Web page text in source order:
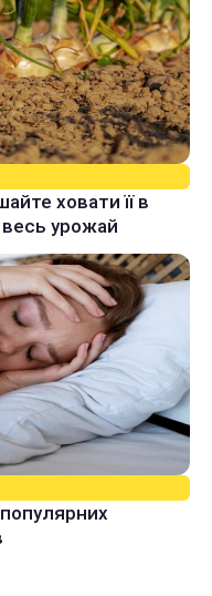
ховати її в
весь урожай